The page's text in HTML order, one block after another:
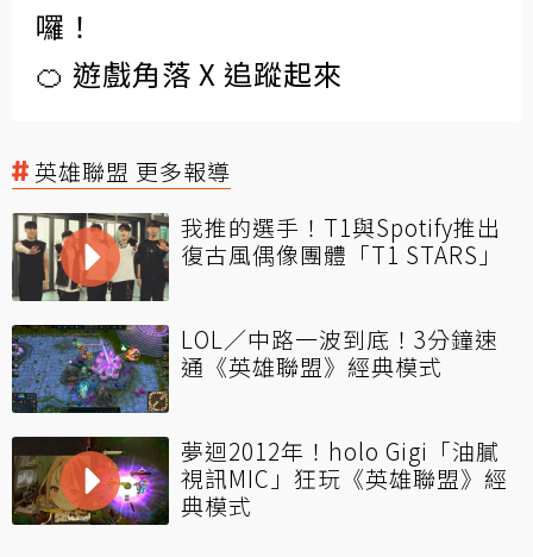
囉！
🍊 遊戲角落 X 追蹤起來
英雄聯盟 更多報導
我推的選手！T1與Spotify推出
復古風偶像團體「T1 STARS」
LOL／中路一波到底！3分鐘速
通《英雄聯盟》經典模式
夢迴2012年！holo Gigi「油膩
視訊MIC」狂玩《英雄聯盟》經
典模式